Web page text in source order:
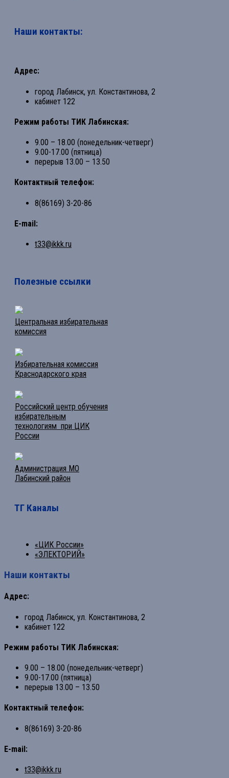
Наши контакты:
Адрес:
город Лабинск, ул. Константинова, 2
кабинет 122
Режим работы ТИК Лабинская:
9.00 – 18.00 (понедельник-четверг)
9.00-17.00 (пятница)
перерыв 13.00 – 13.50
Контактный телефон:
8(86169) 3-20-86
E-mail:
t33@ikkk.ru
Полезные ссылки
Центральная избирательная
комиссия
Избирательная комиссия
Краснодарского края
Российский центр обучения
избирательным
технологиям при ЦИК
России
Администрация МО
Лабинский район
ТГ Каналы
«ЦИК России»
«ЭЛЕКТОРИЙ»
Наши контакты
Адрес:
город Лабинск, ул. Константинова, 2
кабинет 122
Режим работы ТИК Лабинская:
9.00 – 18.00 (понедельник-четверг)
9.00-17.00 (пятница)
перерыв 13.00 – 13.50
Контактный телефон:
8(86169) 3-20-86
E-mail:
t33@ikkk.ru